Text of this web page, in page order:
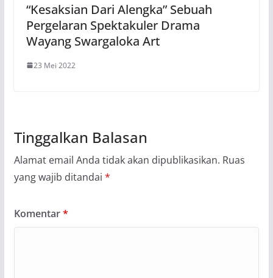
“Kesaksian Dari Alengka” Sebuah
Pergelaran Spektakuler Drama
Wayang Swargaloka Art
23 Mei 2022
Tinggalkan Balasan
Alamat email Anda tidak akan dipublikasikan. Ruas
yang wajib ditandai *
Komentar*